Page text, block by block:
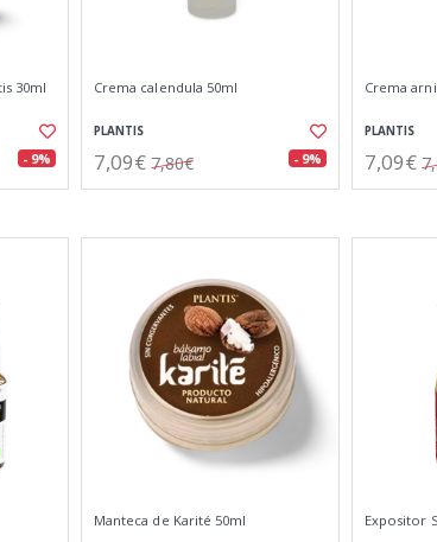
30ml
- 9%
Crema calendula 50ml
PLANTIS
7,09€ 7,80€ - 9%
Crema
PLANTIS
7,09€
Manteca de Karité 50ml Expositor